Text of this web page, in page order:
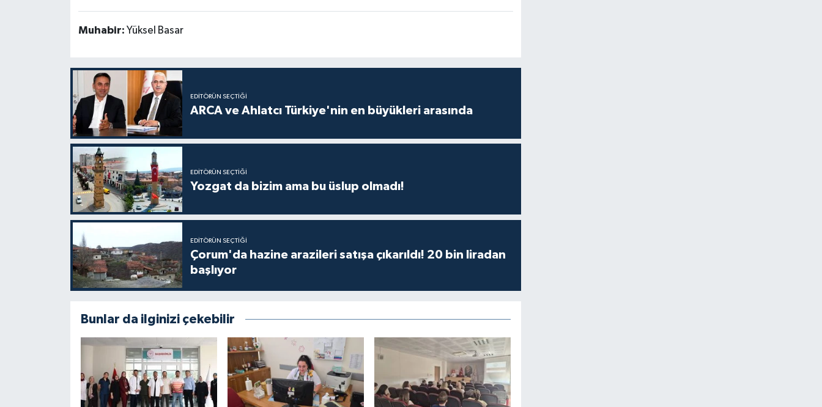
Muhabir: Yüksel Basar
EDITÖRÜN SEÇTIĞI
ARCA ve Ahlatcı Türkiye'nin en büyükleri arasında
EDITÖRÜN SEÇTIĞI
Yozgat da bizim ama bu üslup olmadı!
EDITÖRÜN SEÇTIĞI
Çorum'da hazine arazileri satışa çıkarıldı! 20 bin liradan
başlıyor
Bunlar da ilginizi çekebilir